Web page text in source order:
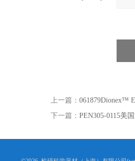
上一篇： 061879Dionex™
下一篇： PEN305-0115美